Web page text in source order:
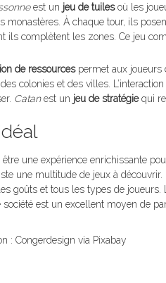
est un jeu de tuilesoù les
monastères. À chaque tour, ils
ils complètent les zones. Ce jeu
de ressourcespermet aux joueurs
colonies et des villes.
Catanest un jeu de stratégiequi
une expérience enrichissante
une multitude de jeux à
goûts et tous les types de
est un excellent moyen de
: Congerdesign via Pixabay